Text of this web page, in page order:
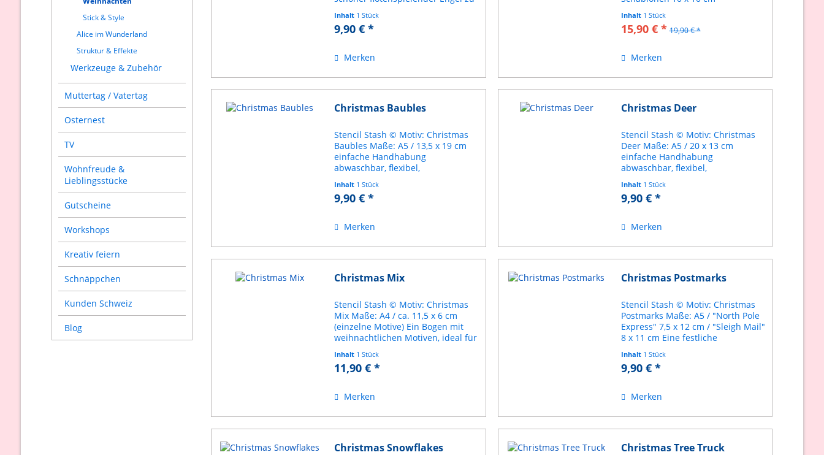
Stick & Style
Alice im Wunderland
Struktur & Effekte
Werkzeuge & Zubehör
Muttertag / Vatertag
Osternest
TV
Wohnfreude &
Lieblingsstücke
Gutscheine
Workshops
Kreativ feiern
Schnäppchen
Kunden Schweiz
Blog
Karten, dekorieren Sie Servietten,
Tischdecken,
Inhalt 1 Stück
9,90 € *
Merken
Inhalt 1 Stück
15,90 € * 19,90 € *
Merken
Christmas Baubles
Stencil Stash © Motiv: Christmas
Baubles Maße: A5 / 13,5 x 19 cm
einfache Handhabung
abwaschbar, flexibel,
Kreidefarbe, Acrylfarbe, Spraypaint
etc. Schablone aus haltbarem
Inhalt 1 Stück
9,90 € *
Merken
Christmas Deer
Stencil Stash © Motiv: Christmas
Deer Maße: A5 / 20 x 13 cm
einfache Handhabung
abwaschbar, flexibel,
Kreidefarbe, Acrylfarbe, Spraypaint
etc. Schablone aus haltbarem
Inhalt 1 Stück
9,90 € *
Merken
Christmas Mix
Stencil Stash © Motiv: Christmas
Mix Maße: A4 / ca. 11,5 x 6 cm
(einzelne Motive) Ein Bogen mit
weihnachtlichen Motiven, ideal für
Anhänger, Geschenkverpackungen,
Stoffe und weihnachtliche...
Inhalt 1 Stück
11,90 € *
Merken
Christmas Postmarks
Stencil Stash © Motiv: Christmas
Postmarks Maße: A5 / "North Pole
Express" 7,5 x 12 cm / "Sleigh Mail"
8 x 11 cm Eine festliche
perfekt für Schilder, Fenster, Holz,
Karten, Stoff und
Inhalt 1 Stück
9,90 € *
Merken
Christmas Snowflakes Christmas Tree Truck